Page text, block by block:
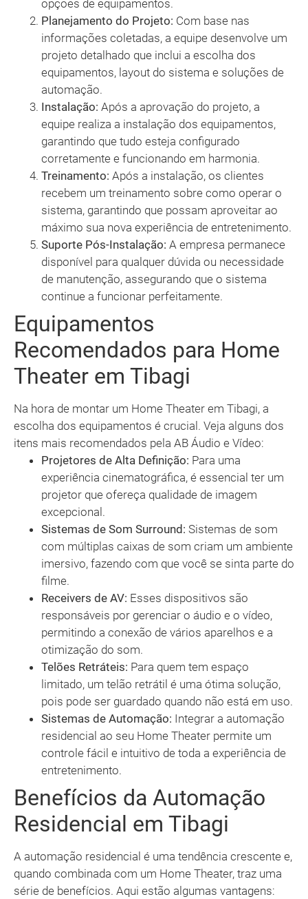
opções de equipamentos.
Planejamento do Projeto: Com base nas
informações coletadas, a equipe desenvolve um
projeto detalhado que inclui a escolha dos
equipamentos, layout do sistema e soluções de
automação.
Instalação: Após a aprovação do projeto, a
equipe realiza a instalação dos equipamentos,
garantindo que tudo esteja configurado
corretamente e funcionando em harmonia.
Treinamento: Após a instalação, os clientes
recebem um treinamento sobre como operar o
sistema, garantindo que possam aproveitar ao
máximo sua nova experiência de entretenimento.
Suporte Pós-Instalação: A empresa permanece
disponível para qualquer dúvida ou necessidade
de manutenção, assegurando que o sistema
continue a funcionar perfeitamente.
Equipamentos
Recomendados para Home
Theater em Tibagi
Na hora de montar um Home Theater em Tibagi, a
escolha dos equipamentos é crucial. Veja alguns dos
itens mais recomendados pela AB Áudio e Vídeo:
Projetores de Alta Definição: Para uma
experiência cinematográfica, é essencial ter um
projetor que ofereça qualidade de imagem
excepcional.
Sistemas de Som Surround: Sistemas de som
com múltiplas caixas de som criam um ambiente
imersivo, fazendo com que você se sinta parte do
filme.
Receivers de AV: Esses dispositivos são
responsáveis por gerenciar o áudio e o vídeo,
permitindo a conexão de vários aparelhos e a
otimização do som.
Telões Retráteis: Para quem tem espaço
limitado, um telão retrátil é uma ótima solução,
pois pode ser guardado quando não está em uso.
Sistemas de Automação: Integrar a automação
residencial ao seu Home Theater permite um
controle fácil e intuitivo de toda a experiência de
entretenimento.
Benefícios da Automação
Residencial em Tibagi
A automação residencial é uma tendência crescente e,
quando combinada com um Home Theater, traz uma
série de benefícios. Aqui estão algumas vantagens: